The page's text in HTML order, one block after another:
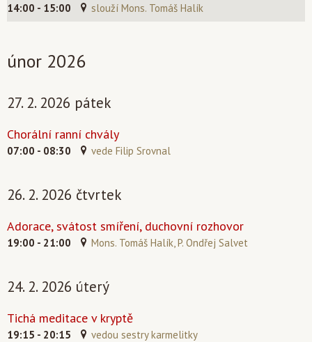
14:00 - 15:00 slouží Mons. Tomáš Halík
únor 2026
27. 2. 2026 pátek
Chorální ranní chvály
07:00 - 08:30 vede Filip Srovnal
26. 2. 2026 čtvrtek
Adorace, svátost smíření, duchovní rozhovor
19:00 - 21:00 Mons. Tomáš Halík, P. Ondřej Salvet
24. 2. 2026 úterý
Tichá meditace v kryptě
19:15 - 20:15 vedou sestry karmelitky